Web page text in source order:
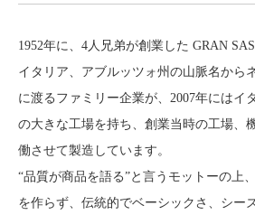
1952年に、4人兄弟が創業した GRAN
イタリア、アブルッツォ州の山脈名から
に渡るファミリー企業が、2007年にはイ
の大きな工場を持ち、創業当時の工場、
働させて製造しています。
“品質が商品を語る”と言うモットーの上
を作らず、伝統的でベーシックさ、シー